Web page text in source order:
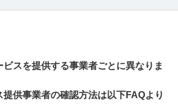
ビスを提供する事業者ごとに異なりま
供事業者の確認方法は以下FAQより